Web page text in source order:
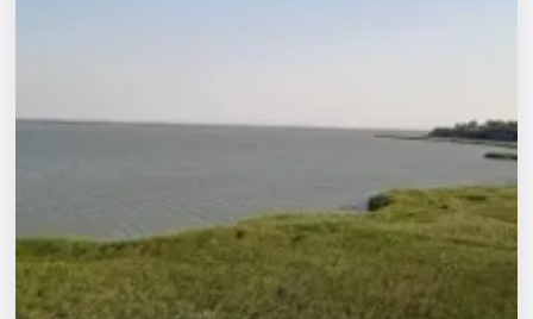
Площадки
Рейтинги